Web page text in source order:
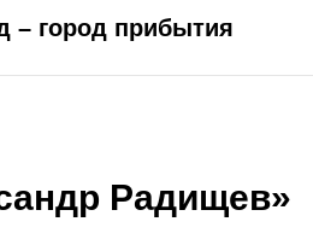
– город прибытия
Радищев»